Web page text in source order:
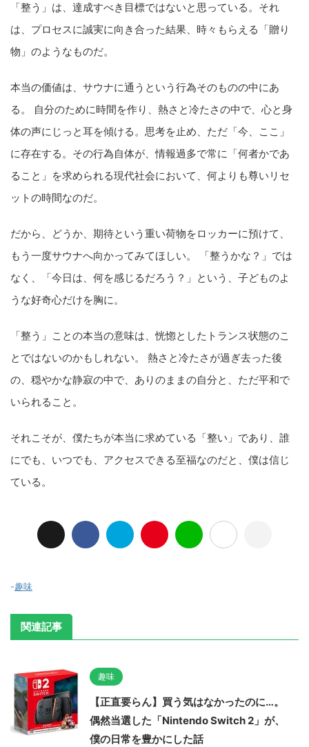
「整う」は、達成すべき目標ではないと思っている。それ
は、プロセスに誠実に向き合った結果、時々もらえる「贈り
物」のようなものだ。
本当の価値は、サウナに通うという行為そのものの中にあ
る。 自分のために時間を作り、熱さと冷たさの中で、心と身
体の声にじっと耳を傾ける。思考を止め、ただ「今、ここ」
に存在する。その行為自体が、情報過多で常に「何者かであ
ること」を求められる現代社会において、何よりも尊いリセ
ットの時間なのだ。
だから、どうか、期待という重い荷物をロッカーに預けて、
もう一度サウナへ向かってみてほしい。 「整うかな？」では
なく、「今日は、何を感じるだろう？」という、子どものよ
うな好奇心だけを胸に。
「整う」ことの本当の意味は、恍惚としたトランス状態のこ
とではないのかもしれない。 熱さと冷たさが過ぎ去った後
の、穏やかな静寂の中で、ありのままの自分と、ただ平和で
いられること。
それこそが、僕たちが本当に求めている「整い」であり、誰
にでも、いつでも、アクセスできる至福なのだと、僕は信じ
ている。
-趣味
関連記事
趣味
【正直要らん】買う気はなかったのに…。
偶然当選した「Nintendo Switch 2」が、
僕の日常を豊かにした話